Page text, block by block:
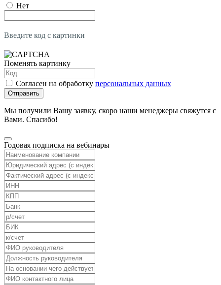
Нет
Введите код с картинки
Поменять картинку
Согласен на обработку персональных данных
Отправить
Мы получили Вашу заявку, скоро наши менеджеры свяжутся с
Вами. Спасибо!
Годовая подписка на вебинары